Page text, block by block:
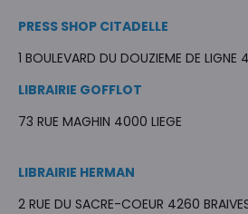
PRESS SHOP CITADELLE
1 BOULEVARD DU DOUZIEME DE LIGNE
LIBRAIRIE GOFFLOT
73 RUE MAGHIN 4000 LIEGE
LIBRAIRIE HERMAN
2 RUE DU SACRE-COEUR 4260